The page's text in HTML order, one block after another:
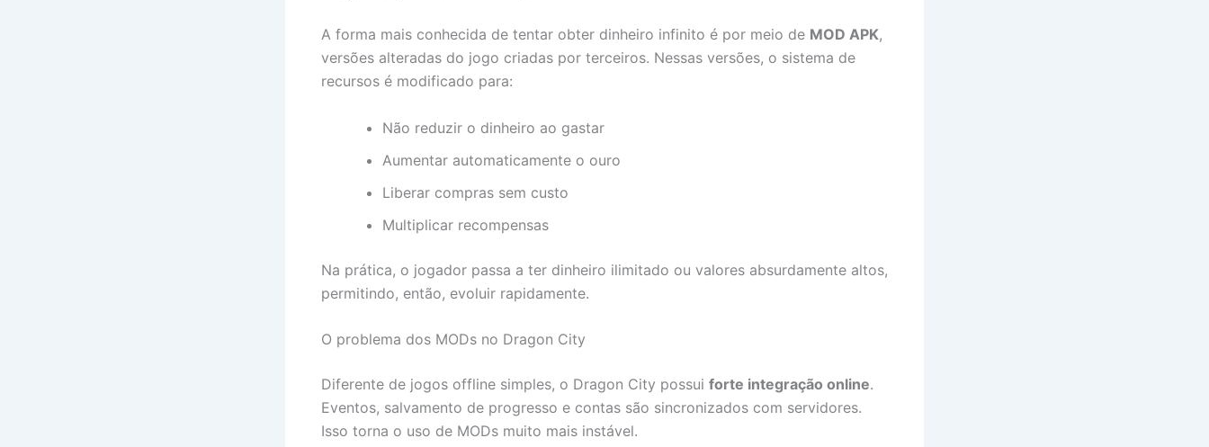
A forma mais conhecida de tentar obter dinheiro infinito é por meio de MOD APK,
versões alteradas do jogo criadas por terceiros. Nessas versões, o sistema de
recursos é modificado para:
Não reduzir o dinheiro ao gastar
Aumentar automaticamente o ouro
Liberar compras sem custo
Multiplicar recompensas
Na prática, o jogador passa a ter dinheiro ilimitado ou valores absurdamente altos,
permitindo, então, evoluir rapidamente.
O problema dos MODs no Dragon City
Diferente de jogos offline simples, o Dragon City possui forte integração online.
Eventos, salvamento de progresso e contas são sincronizados com servidores.
Isso torna o uso de MODs muito mais instável.